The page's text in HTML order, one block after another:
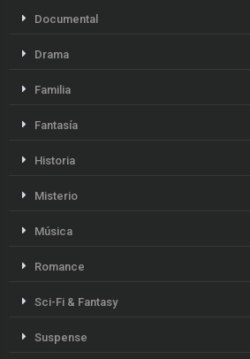
Documental
Drama
Familia
Fantasía
Historia
Misterio
Música
Romance
Sci-Fi & Fantasy
Suspense